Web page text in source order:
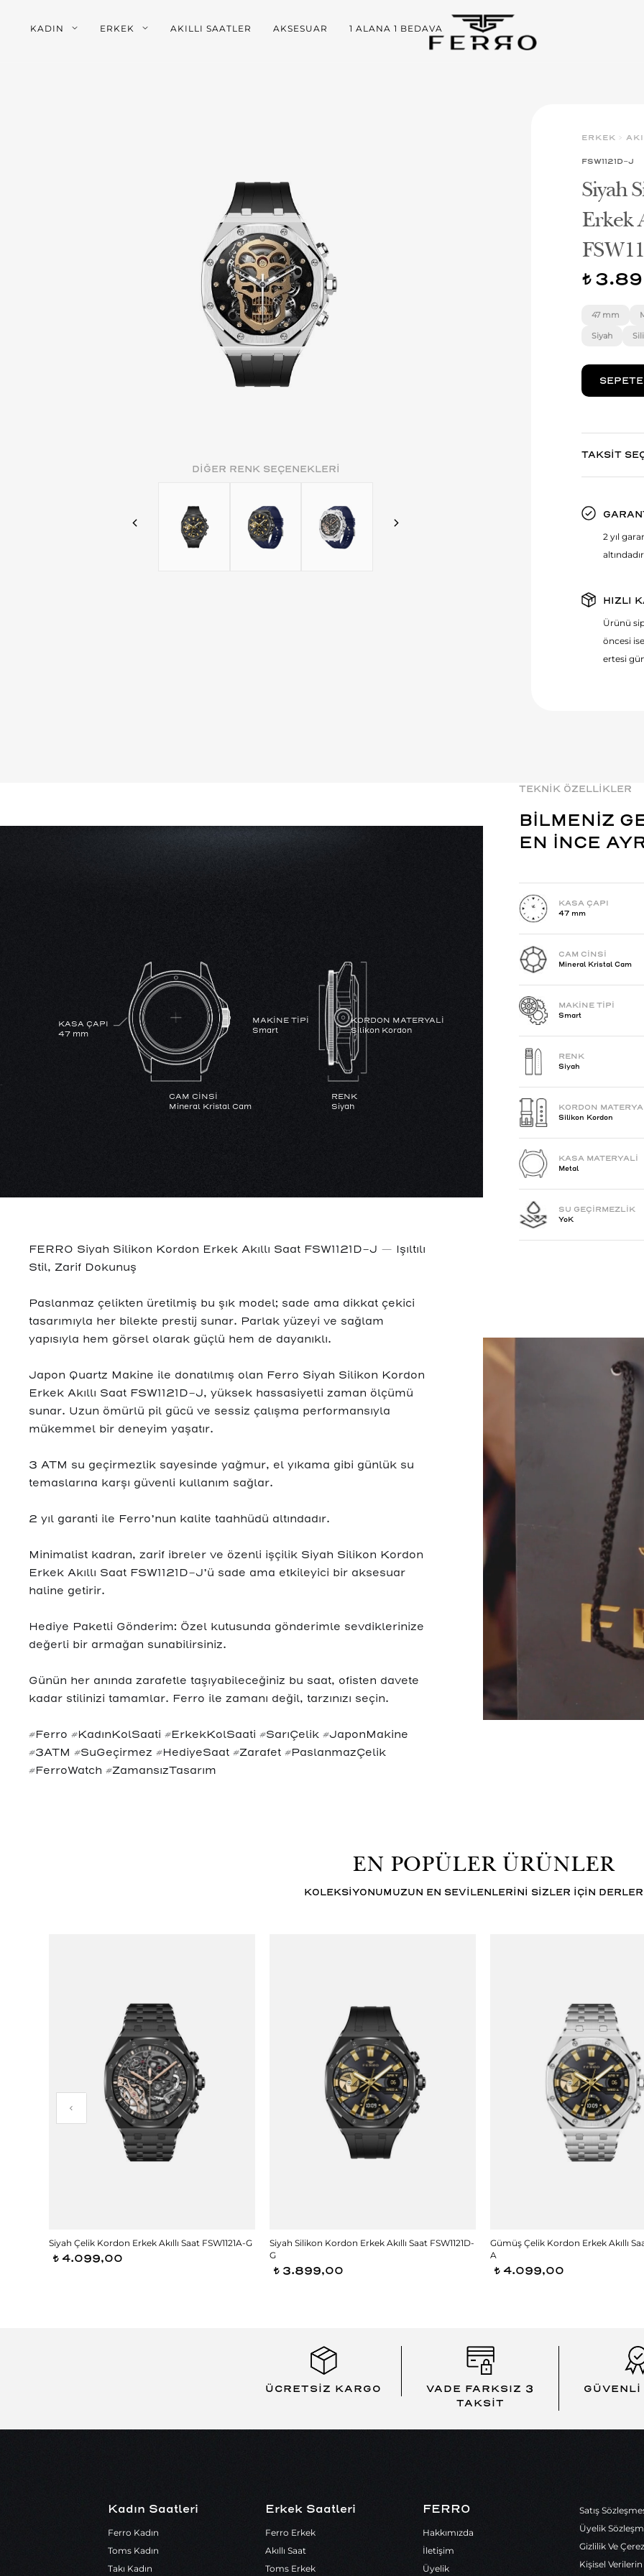
KADIN ERKEK AKILLI SAATLER AKSESUAR 1 ALANA 1 BEDAVA
DİĞER RENK SEÇENEKLERİ
ERKEK >
FSW1121D-J
Siyah
Erkek
t
47 mm
Siyah
TAKSİT
2 yıl
HIZLI
Ürünü
öncesi
ertesi
TEKNİK ÖZELLİKLER
BİLMENİZ
EN İNCE
KASA ÇAPI
47 mm
CAM CİNSİ
Mineral Kristal Cam
MAKİNE TİPİ
Smart
RENK
Siyah
KORDON
Silikon Kordon
KASA MATERYALİ
Metal
SU GEÇİRMEZLİK
YoK
KASA ÇAPI
47 mm
CAM CİNSİ
Mineral Kristal Cam
MAKİNE TİPİ
Smart
RENK
Siyah
KORDON MATERYALİ
Silikon Kordon
FERRO Siyah Silikon Kordon Erkek Akıllı Saat FSW1121D-J — Işıltılı
Stil, Zarif Dokunuş
Paslanmaz çelikten üretilmiş bu şık model; sade ama dikkat çekici
tasarımıyla her bilekte prestij sunar. Parlak yüzeyi ve sağlam
yapısıyla hem görsel olarak güçlü hem de dayanıklı.
Japon Quartz Makine ile donatılmış olan Ferro Siyah Silikon Kordon
Erkek Akıllı Saat FSW1121D-J, yüksek hassasiyetli zaman ölçümü
sunar. Uzun ömürlü pil gücü ve sessiz çalışma performansıyla
mükemmel bir deneyim yaşatır.
3 ATM su geçirmezlik sayesinde yağmur, el yıkama gibi günlük su
temaslarına karşı güvenli kullanım sağlar.
2 yıl garanti ile Ferro’nun kalite taahhüdü altındadır.
Minimalist kadran, zarif ibreler ve özenli işçilik Siyah Silikon Kordon
Erkek Akıllı Saat FSW1121D-J’ü sade ama etkileyici bir aksesuar
haline getirir.
Hediye Paketli Gönderim: Özel kutusunda gönderimle sevdiklerinize
değerli bir armağan sunabilirsiniz.
Günün her anında zarafetle taşıyabileceğiniz bu saat, ofisten davete
kadar stilinizi tamamlar. Ferro ile zamanı değil, tarzınızı seçin.
#Ferro #KadınKolSaati #ErkekKolSaati #SarıÇelik #JaponMakine
#3ATM #SuGeçirmez #HediyeSaat #Zarafet #PaslanmazÇelik
#FerroWatch #ZamansızTasarım
EN POPÜLER ÜRÜNLER
KOLEKSİYONUMUZUN EN SEVİLENLERİNİ SİZLER İÇİN
Siyah Çelik Kordon Erkek Akıllı Saat FSW1121A-G
t4.099,00
Siyah Silikon Kordon Erkek Akıllı Saat FSW1121D-
G
t3.899,00
Gümüş Çelik Kordon Erkek Akıllı
A
t4.099,00
ÜCRETSİZ KARGO
VADE FARKSIZ 3
TAKSİT
GÜVENLİ
Kadın Saatleri
Ferro Kadın
Toms Kadın
Takı Kadın
Erkek Saatleri
Ferro Erkek
Akıllı Saat
Toms Erkek
FERRO
Hakkımızda
İletişim
Üyelik
Satış
Üyelik
Gizlilik Ve
Kişisel